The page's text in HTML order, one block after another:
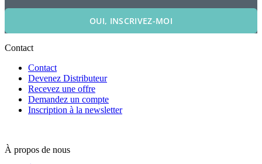
OUI, INSCRIVEZ-MOI
Contact
Contact
Devenez Distributeur
Recevez une offre
Demandez un compte
Inscription à la newsletter
À propos de nous